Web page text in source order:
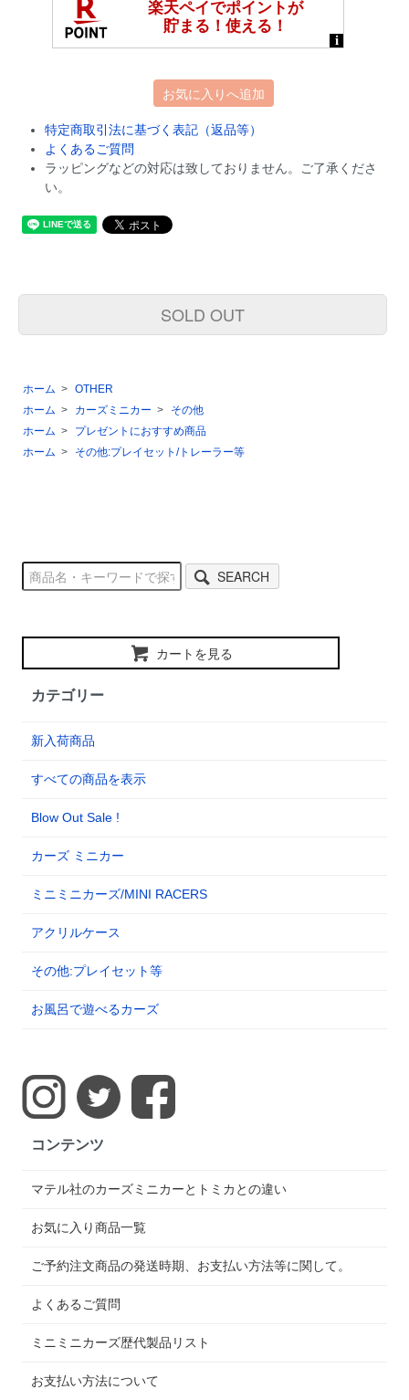
お気に入りへ追加
特定商取引法に基づく表記（返品等）
よくあるご質問
ラッピングなどの対応は致しておりません。ご了承くださ
い。
SOLD OUT
ホーム > OTHER
ホーム > カーズミニカー >
その他
ホーム >
プレゼントにおすすめ商品
ホーム > その他:プレイセット/トレーラー等
SEARCH
カートを見る
カテゴリー
新入荷商品
すべての商品を表示
Blow Out Sale !
カーズ ミニカー
ミニミニカーズ/MINI RACERS
アクリルケース
その他:プレイセット等
お風呂で遊べるカーズ
コンテンツ
マテル社のカーズミニカーとトミカとの違い
お気に入り商品一覧
ご予約注文商品の発送時期、お支払い方法等に関して。
よくあるご質問
ミニミニカーズ歴代製品リスト
お支払い方法について